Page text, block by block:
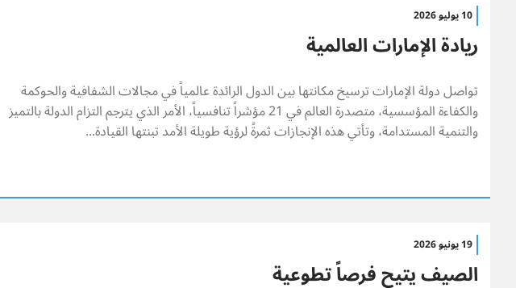
10 يوليو 2026
ريادة الإمارات العالمية
تواصل دولة الإمارات ترسيخ مكانتها بين الدول الرائدة عالمياً في مجالات الشفافية والحوكمة
والكفاءة المؤسسية، متصدرة العالم في 21 مؤشراً تنافسياً، الأمر الذي يترجم التزام الدولة بالتميز
والتنمية المستدامة، وتأتي هذه الإنجازات ثمرةً لرؤية طويلة الأمد تبنتها القيادة...
19 يونيو 2026
الصيف يتيح فرصاً تطوعية